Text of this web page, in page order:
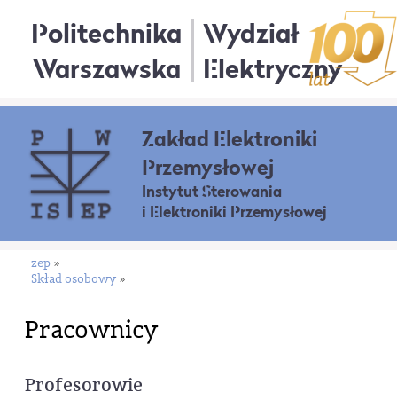
Politechnika
Warszawska
Wydział
Elektryczny
Zakład Elektroniki
Przemysłowej
Instytut Sterowania
i Elektroniki Przemysłowej
zep »
Skład osobowy »
Pracownicy
Profesorowie